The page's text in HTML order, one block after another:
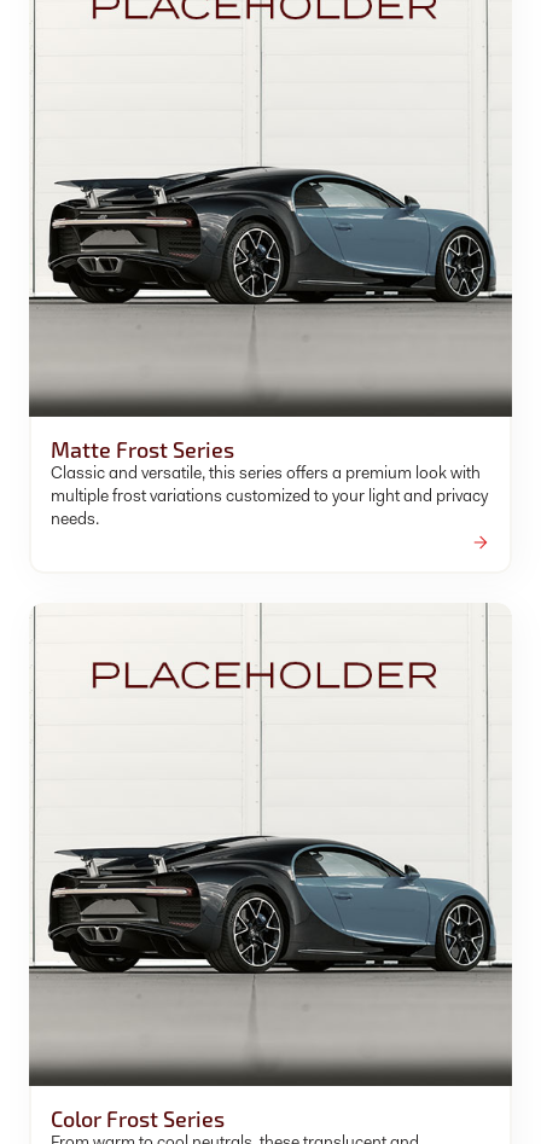
Matte Frost Series
Classic and versatile, this series offers a premium look with
multiple frost variations customized to your light and privacy
needs.
Color Frost Series